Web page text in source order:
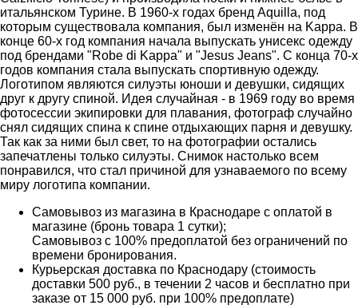
итальянском Турине. В 1960-х годах бренд Aquilla, под
которым существовала компания, был изменён на Kappa. В
конце 60-х год компания начала выпускать унисекс одежду
под брендами "Robe di Kappa" и "Jesus Jeans". С конца 70-х
годов компания стала выпускать спортивную одежду.
Логотипом являются силуэты юноши и девушки, сидящих
друг к другу спиной. Идея случайная - в 1969 году во время
фотосессии экипировки для плавания, фотограф случайно
снял сидящих спина к спине отдыхающих парня и девушку.
Так как за ними был свет, то на фотографии остались
запечатлены только силуэты. Снимок настолько всем
понравился, что стал причиной для узнаваемого по всему
миру логотипа компании.
Самовывоз из магазина в Краснодаре с оплатой в
магазине (бронь товара 1 сутки);
Самовывоз с 100% предоплатой без ограничений по
времени бронирования.
Курьерская доставка по Краснодару (стоимость
доставки 500 руб., в течении 2 часов и бесплатно при
заказе от 15 000 руб. при 100% предоплате)